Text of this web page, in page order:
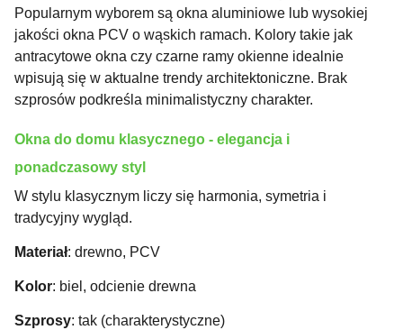
Popularnym wyborem są okna aluminiowe lub wysokiej
jakości okna PCV o wąskich ramach. Kolory takie jak
antracytowe okna czy czarne ramy okienne idealnie
wpisują się w aktualne trendy architektoniczne. Brak
szprosów podkreśla minimalistyczny charakter.
Okna do domu klasycznego - elegancja i
ponadczasowy styl
W stylu klasycznym liczy się harmonia, symetria i
tradycyjny wygląd.
Materiał: drewno, PCV
Kolor: biel, odcienie drewna
Szprosy: tak (charakterystyczne)